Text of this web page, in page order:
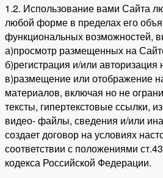
1.2. Использование вами Сайта
любой форме в пределах его
функциональных возможностей,
а)просмотр размещенных на
б)регистрация и/или авторизация
в)размещение или отображение
материалов, включая но не
тексты, гипертекстовые ссылки,
видео- файлы, сведения и/или
создает договор на условиях
соответствии с положениями
кодекса Российской Федерации.